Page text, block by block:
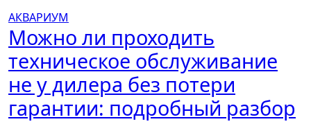
АКВАРИУМ
Можно ли проходить
техническое обслуживание
не у дилера без потери
гарантии: подробный разбор